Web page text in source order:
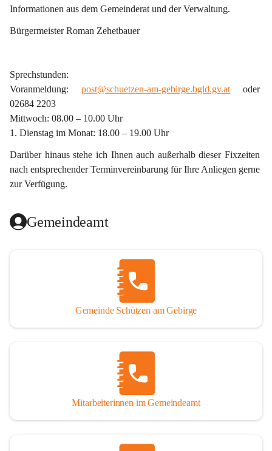
Informationen aus dem Gemeinderat und der Verwaltung.
Bürgermeister Roman Zehetbauer
Sprechstunden:
Voranmeldung: post@schuetzen-am-gebirge.bgld.gv.at oder
02684 2203
Mittwoch: 08.00 – 10.00 Uhr
1. Dienstag im Monat: 18.00 – 19.00 Uhr
Darüber hinaus stehe ich Ihnen auch außerhalb dieser Fixzeiten
nach entsprechender Terminvereinbarung für Ihre Anliegen gerne
zur Verfügung.
Gemeindeamt
Gemeinde Schützen am Gebirge
Mitarbeiterinnen im Gemeindeamt